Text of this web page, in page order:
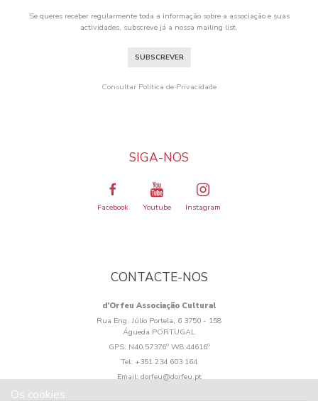
Os cookies.
Se queres receber regularmente toda a informação sobre a associação e suas
actividades, subscreve já a nossa mailing list.
SUBSCREVER
Consultar Política de Privacidade
SIGA-NOS
Facebook Youtube Instagram
CONTACTE-NOS
d’Orfeu Associação Cultural
Rua Eng. Júlio Portela, 6 3750 - 158
Águeda PORTUGAL
GPS: N40.57376º W8.44616º
Tel: +351 234 603 164
Email:dorfeu@dorfeu.pt